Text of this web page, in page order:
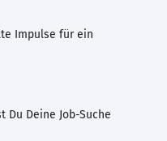
Impulse für ein
Deine Job-Suche